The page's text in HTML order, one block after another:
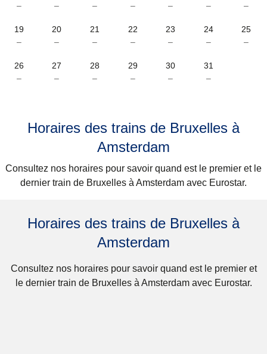
–
–
–
–
–
–
–
19
–
20
–
21
–
22
–
23
–
24
–
25
–
26
–
27
–
28
–
29
–
30
–
31
–
Horaires des trains de Bruxelles à
Amsterdam
Consultez nos horaires pour savoir quand est le premier et le
dernier train de Bruxelles à Amsterdam avec Eurostar.
Horaires des trains de Bruxelles à
Amsterdam
Consultez nos horaires pour savoir quand est le premier et
le dernier train de Bruxelles à Amsterdam avec Eurostar.